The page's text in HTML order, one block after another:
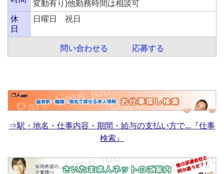
変動有り)他勤務時間は相談可
休
日
日曜日 祝日
問い合わせる 応募する
⇒駅・地名・仕事内容・期間・給与の支払い方で...『仕事
検索』